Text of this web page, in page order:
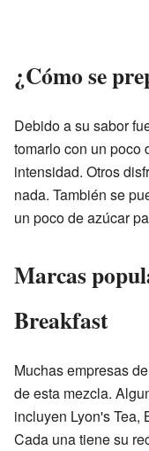
¿Cómo se
Debido a su sabor
tomarlo con un poco
intensidad. Otros
nada. También se
un poco de azúcar
Marcas
Breakfast
Muchas empresas
de esta mezcla.
incluyen Lyon's Tea,
Cada una tiene su